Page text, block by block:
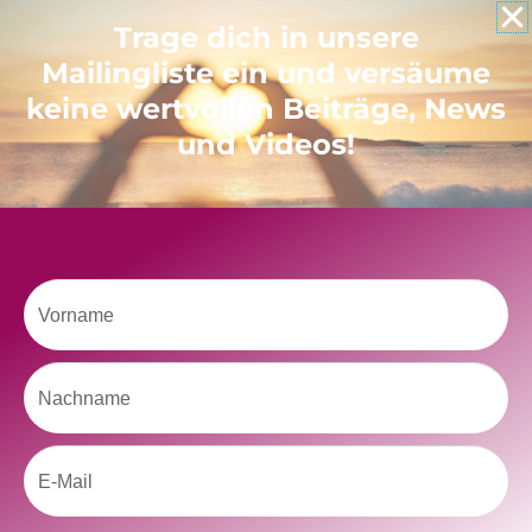
Like uns auf Facebook
Trage dich in unsere
Mailingliste ein und versäume
keine wertvollen Beiträge, News
und Videos!
Vorname
Nachname
Email